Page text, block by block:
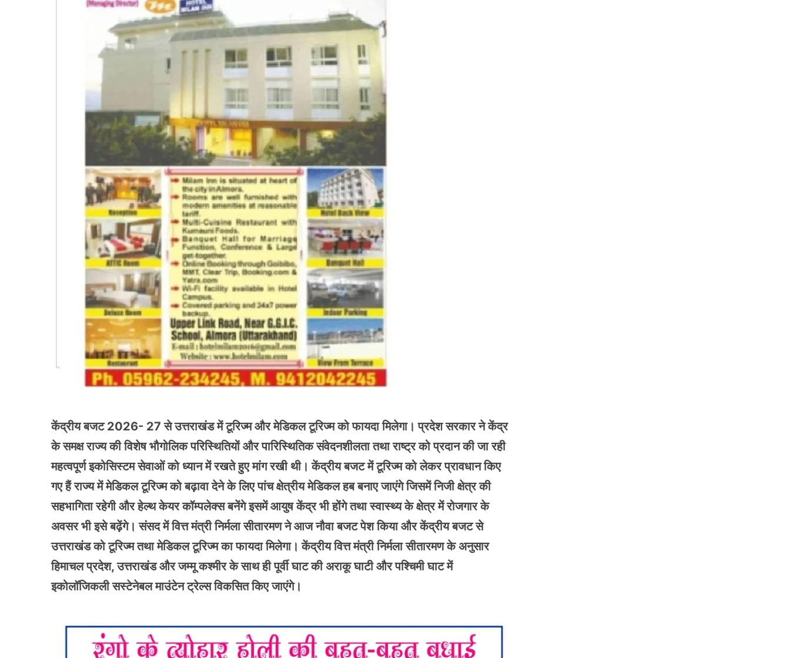
केंद्रीय बजट 2026- 27 से उत्तराखंड में टूरिज्म और मेडिकल टूरिज्म को फायदा मिलेगा। प्रदेश सरकार ने केंद्र
के समक्ष राज्य की विशेष भौगोलिक परिस्थितियों और पारिस्थितिक संवेदनशीलता तथा राष्ट्र को प्रदान की जा रही
महत्वपूर्ण इकोसिस्टम सेवाओं को ध्यान में रखते हुए मांग रखी थी। केंद्रीय बजट में टूरिज्म को लेकर प्रावधान किए
गए हैं राज्य में मेडिकल टूरिज्म को बढ़ावा देने के लिए पांच क्षेत्रीय मेडिकल हब बनाए जाएंगे जिसमें निजी क्षेत्र की
सहभागिता रहेगी और हेल्थ केयर कॉम्पलेक्स बनेंगे इसमें आयुष केंद्र भी होंगे तथा स्वास्थ्य के क्षेत्र में रोजगार के
अवसर भी इसे बढ़ेंगे। संसद में वित्त मंत्री निर्मला सीतारमण ने आज नौवा बजट पेश किया और केंद्रीय बजट से
उत्तराखंड को टूरिज्म तथा मेडिकल टूरिज्म का फायदा मिलेगा। केंद्रीय वित्त मंत्री निर्मला सीतारमण के अनुसार
हिमाचल प्रदेश, उत्तराखंड और जम्मू कश्मीर के साथ ही पूर्वी घाट की अराकू घाटी और पश्चिमी घाट में
इकोलॉजिकली सस्टेनेबल माउंटेन ट्रेल्स विकसित किए जाएंगे।